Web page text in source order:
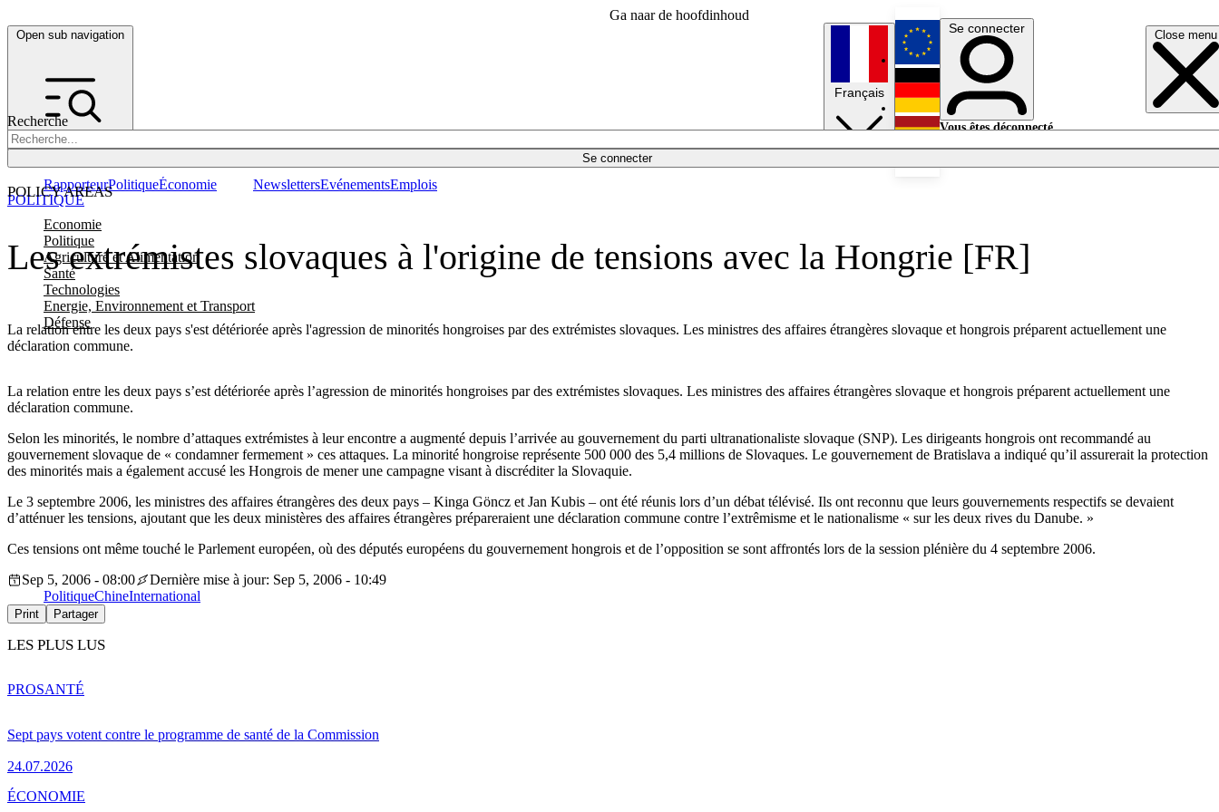
Ga naar de hoofdinhoud
Open sub navigation Close menu
Recherche
Se connecter
POLICY AREAS
Economie
Politique
Agriculture et Alimentation
Santé
Technologies
Energie, Environnement et Transport
Défense
RapporteurPolitiqueÉconomie NewslettersEvénementsEmplois
Français
English
Deutsch
Se connecter
Vous êtes déconnecté.
Les extrémistes slovaques à l'origine de tensions avec la Hongrie [FR]
La relation entre les deux pays s'est détériorée après l'agression de minorités hongroises par des extrémistes slovaques. Les ministres des affaires étrangères slovaque et hongrois préparent actuellement une
déclaration commune.
POLITIQUE
La relation entre les deux pays s’est détériorée après l’agression de minorités hongroises par des extrémistes slovaques. Les ministres des affaires étrangères slovaque et hongrois préparent actuellement une
déclaration commune.
Selon les minorités, le nombre d’attaques extrémistes à leur encontre a augmenté depuis l’arrivée au gouvernement du parti ultranationaliste slovaque (SNP). Les dirigeants hongrois ont recommandé au
gouvernement slovaque de « condamner fermement » ces attaques. La minorité hongroise représente 500 000 des 5,4 millions de Slovaques. Le gouvernement de Bratislava a indiqué qu’il assurerait la protection
des minorités mais a également accusé les Hongrois de mener une campagne visant à discréditer la Slovaquie.
Le 3 septembre 2006, les ministres des affaires étrangères des deux pays – Kinga Göncz et Jan Kubis – ont été réunis lors d’un débat télévisé. Ils ont reconnu que leurs gouvernements respectifs se devaient
d’atténuer les tensions, ajoutant que les deux ministères des affaires étrangères prépareraient une déclaration commune contre l’extrêmisme et le nationalisme « sur les deux rives du Danube. »
Ces tensions ont même touché le Parlement européen, où des députés européens du gouvernement hongrois et de l’opposition se sont affrontés lors de la session plénière du 4 septembre 2006.
Sep 5, 2006 - 08:00
Dernière mise à jour: Sep 5, 2006 - 10:49
PolitiqueChineInternational
Print Partager
LES PLUS LUS
Sept pays votent contre le programme de santé de la Commission
24.07.2026
PROSANTÉ
ÉCONOMIE